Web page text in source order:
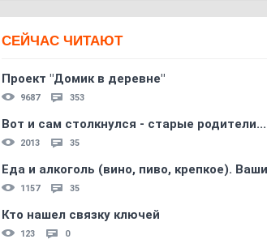
СЕЙЧАС ЧИТАЮТ
Проект "Домик в деревне"
9687 353
Вот и сам столкнулся - старые родители...
2013 35
Еда и алкоголь (вино, пиво, крепкое).
1157 35
Кто нашел связку ключей
123 0